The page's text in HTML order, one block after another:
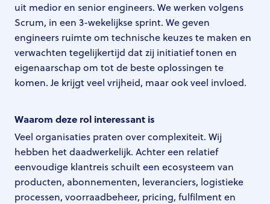
uit medior en senior engineers. We werken volgens
Scrum, in een 3-wekelijkse sprint. We geven
engineers ruimte om technische keuzes te maken en
verwachten tegelijkertijd dat zij initiatief tonen en
eigenaarschap om tot de beste oplossingen te
komen. Je krijgt veel vrijheid, maar ook veel invloed.
Waarom deze rol interessant is
Veel organisaties praten over complexiteit. Wij
hebben het daadwerkelijk. Achter een relatief
eenvoudige klantreis schuilt een ecosysteem van
producten, abonnementen, leveranciers, logistieke
processen, voorraadbeheer, pricing, fulfilment en